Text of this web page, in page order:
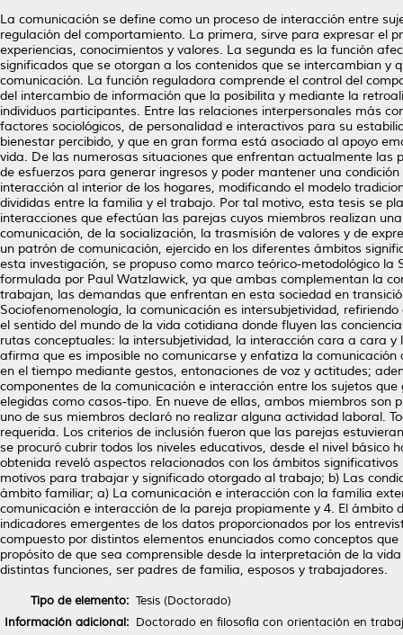
La comunicación se define como un proceso de interacción entre
regulación del comportamiento. La primera, sirve para expresar el
experiencias, conocimientos y valores. La segunda es la función
significados que se otorgan a los contenidos que se intercambian
comunicación. La función reguladora comprende el control del
del intercambio de información que la posibilita y mediante la
individuos participantes. Entre las relaciones interpersonales más
factores sociológicos, de personalidad e interactivos para su
bienestar percibido, y que en gran forma está asociado al apoyo
vida. De las numerosas situaciones que enfrentan actualmente las
de esfuerzos para generar ingresos y poder mantener una
interacción al interior de los hogares, modificando el modelo
divididas entre la familia y el trabajo. Por tal motivo, esta tesis se
interacciones que efectúan las parejas cuyos miembros realizan
comunicación, de la socialización, la trasmisión de valores y de
un patrón de comunicación, ejercido en los diferentes ámbitos
esta investigación, se propuso como marco teórico-metodológico
formulada por Paul Watzlawick, ya que ambas complementan la
trabajan, las demandas que enfrentan en esta sociedad en
Sociofenomenología, la comunicación es intersubjetividad,
el sentido del mundo de la vida cotidiana donde fluyen las
rutas conceptuales: la intersubjetividad, la interacción cara a cara
afirma que es imposible no comunicarse y enfatiza la
en el tiempo mediante gestos, entonaciones de voz y actitudes;
componentes de la comunicación e interacción entre los sujetos
elegidas como casos-tipo. En nueve de ellas, ambos miembros
uno de sus miembros declaró no realizar alguna actividad laboral.
requerida. Los criterios de inclusión fueron que las parejas
se procuró cubrir todos los niveles educativos, desde el nivel
obtenida reveló aspectos relacionados con los ámbitos
motivos para trabajar y significado otorgado al trabajo; b) Las
ámbito familiar; a) La comunicación e interacción con la familia
comunicación e interacción de la pareja propiamente y 4. El
indicadores emergentes de los datos proporcionados por los
compuesto por distintos elementos enunciados como conceptos
propósito de que sea comprensible desde la interpretación de la
distintas funciones, ser padres de familia, esposos y trabajadores.
Tipo de elemento: Tesis (Doctorado)
Información adicional: Doctorado en filosofía con orientación en